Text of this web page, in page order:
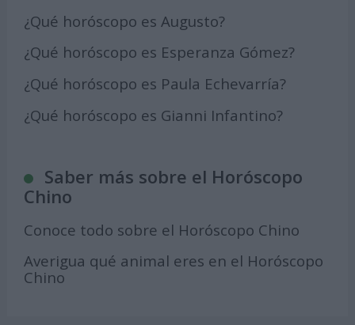
¿Qué horóscopo es Augusto?
¿Qué horóscopo es Esperanza Gómez?
¿Qué horóscopo es Paula Echevarría?
¿Qué horóscopo es Gianni Infantino?
Saber más sobre el Horóscopo
Chino
Conoce todo sobre el Horóscopo Chino
Averigua qué animal eres en el Horóscopo
Chino